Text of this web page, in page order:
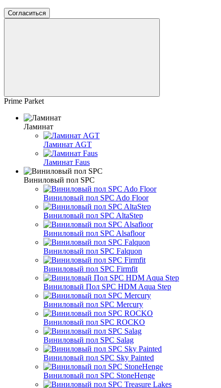
Согласиться
Prime Parket
Ламинат
Ламинат AGT
Ламинат Faus
Виниловый пол SPC
Виниловый пол SPC Ado Floor
Виниловый пол SPC AltaStep
Виниловый пол SPC Alsafloor
Виниловый пол SPC Falquon
Виниловый пол SPC Firmfit
Виниловый Пол SPC HDM Aqua Step
Виниловый пол SPC Mercury
Виниловый пол SPC ROCKO
Виниловый пол SPC Salag
Виниловый пол SPC Sky Painted
Виниловый пол SPC StoneHenge